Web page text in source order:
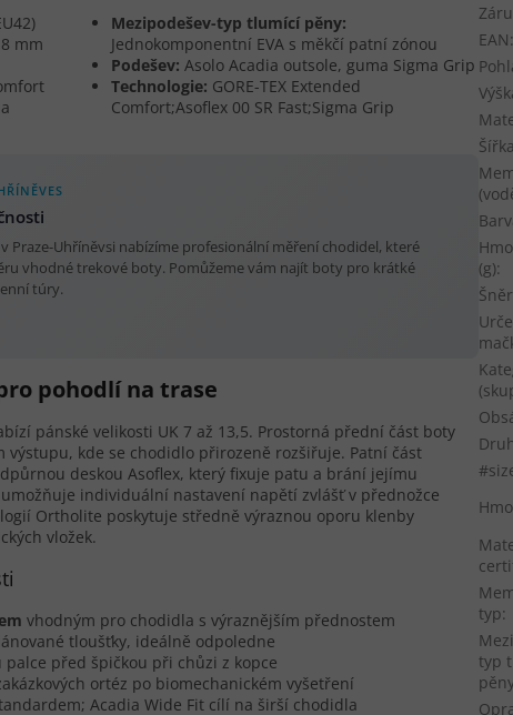
mm
Mezipodešev-typ tlumící pěny:
Jednokomponentní EVA s měkčí patní zónou
Podešev: Asolo Acadia outsole, guma Sigma Grip
Technologie: GORE-TEX Extended
Comfort;Asoflex 00 SR Fast;Sigma Grip
v Praze-Uhříněvsi nabízíme profesionální měření chodidel, které
vhodné trekové boty. Pomůžeme vám najít boty pro krátké
túry.
pohodlí na trase
pánské velikosti UK 7 až 13,5. Prostorná přední část boty
kde se chodidlo přirozeně rozšiřuje. Patní část
deskou Asoflex, který fixuje patu a brání jejímu
individuální nastavení napětí zvlášť v přednožce
Ortholite poskytuje středně výraznou oporu klenby
vložek.
vhodným pro chodidla s výraznějším přednostem
tloušťky, ideálně odpoledne
před špičkou při chůzi z kopce
ortéz po biomechanickém vyšetření
Acadia Wide Fit cílí na širší chodidla
EAN
(g):
typ:
typ